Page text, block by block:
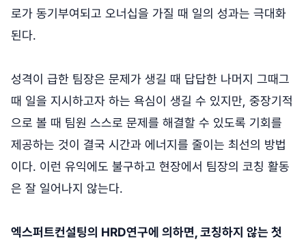
로가 동기부여되고 오너십을 가질 때 일의 성과는 극대화
된다.
성격이 급한 팀장은 문제가 생길 때 답답한 나머지 그때그
때 일을 지시하고자 하는 욕심이 생길 수 있지만, 중장기적
으로 볼 때 팀원 스스로 문제를 해결할 수 있도록 기회를
제공하는 것이 결국 시간과 에너지를 줄이는 최선의 방법
이다. 이런 유익에도 불구하고 현장에서 팀장의 코칭 활동
은 잘 일어나지 않는다.
엑스퍼트컨설팅의 HRD연구에 의하면, 코칭하지 않는 첫